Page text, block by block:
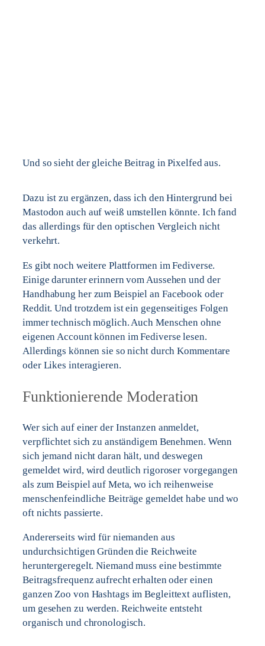
Und so sieht der gleiche Beitrag in Pixelfed aus.
Dazu ist zu ergänzen, dass ich den Hintergrund bei
Mastodon auch auf weiß umstellen könnte. Ich fand
das allerdings für den optischen Vergleich nicht
verkehrt.
Es gibt noch weitere Plattformen im Fediverse.
Einige darunter erinnern vom Aussehen und der
Handhabung her zum Beispiel an Facebook oder
Reddit. Und trotzdem ist ein gegenseitiges Folgen
immer technisch möglich. Auch Menschen ohne
eigenen Account können im Fediverse lesen.
Allerdings können sie so nicht durch Kommentare
oder Likes interagieren.
Funktionierende Moderation
Wer sich auf einer der Instanzen anmeldet,
verpflichtet sich zu anständigem Benehmen. Wenn
sich jemand nicht daran hält, und deswegen
gemeldet wird, wird deutlich rigoroser vorgegangen
als zum Beispiel auf Meta, wo ich reihenweise
menschenfeindliche Beiträge gemeldet habe und wo
oft nichts passierte.
Andererseits wird für niemanden aus
undurchsichtigen Gründen die Reichweite
heruntergeregelt. Niemand muss eine bestimmte
Beitragsfrequenz aufrecht erhalten oder einen
ganzen Zoo von Hashtags im Begleittext auflisten,
um gesehen zu werden. Reichweite entsteht
organisch und chronologisch.